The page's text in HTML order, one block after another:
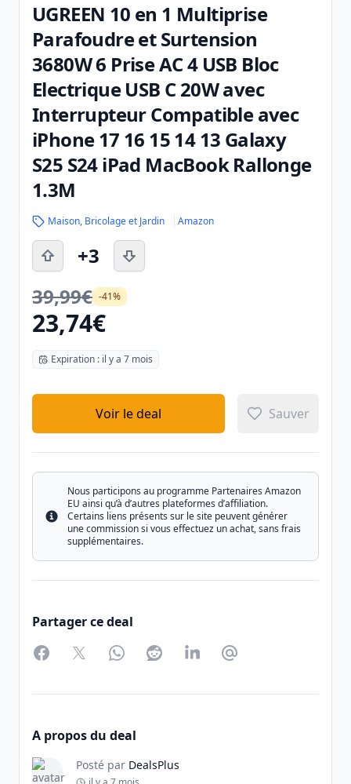
UGREEN 10 en 1 Multiprise
Parafoudre et Surtension
3680W 6 Prise AC 4 USB Bloc
Electrique USB C 20W avec
Interrupteur Compatible avec
iPhone 17 16 15 14 13 Galaxy
S25 S24 iPad MacBook Rallonge
1.3M
Maison, Bricolage et Jardin Amazon
+3
39,99€ -41%
23,74€
Expiration : il y a 7 mois
Voir le deal Sauver
Info
Nous participons au programme Partenaires Amazon
EU ainsi qu’à d’autres plateformes d’affiliation.
Certains liens présents sur le site peuvent générer
une commission si vous effectuez un achat, sans frais
supplémentaires.
Partager ce deal
FacebookTwitterWhatsAppRedditLinkedInPartager par Email
A propos du deal
Posté par DealsPlus